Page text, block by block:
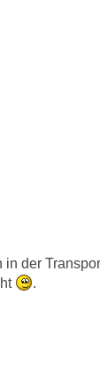
der
.